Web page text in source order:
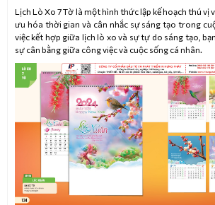
Lịch Lò Xo 7 Tờ là một hình thức lập kế hoạch thú vị
ưu hóa thời gian và cân nhắc sự sáng tạo trong
việc kết hợp giữa lịch lò xo và sự tự do sáng tạo,
sự cân bằng giữa công việc và cuộc sống cá nhân.